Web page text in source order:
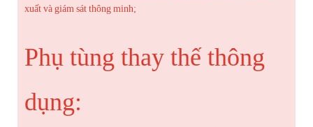
xuất và giám sát thông minh;
Phụ tùng thay thế thông
dụng: